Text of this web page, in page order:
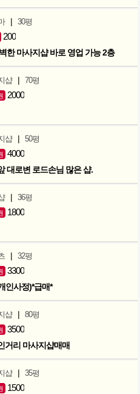
| 30평
200
한 마사지샵 바로 영업 가능 2층
샵 | 70평
2000
샵 | 50평
4000
대로변 로드손님 많은 샵.
| 36평
1800
| 32평
3300
인사정)*급매*
샵 | 80평
3500
거리 마사지샵매매
샵 | 35평
1500